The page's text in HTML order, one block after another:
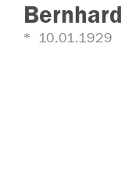
10.01.1929